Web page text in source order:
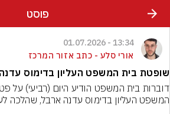
פוסט
13:34 - 01.07.2026
אורי סלע - כתב אזור המרכז
שופטת בית המשפט העליון בדימוס